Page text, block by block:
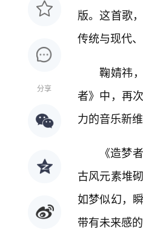
分享
版。这首歌
传统与现代
鞠婧祎
者》中，再
力的音乐新维
《造梦
古风元素堆
如梦似幻，
带有未来感